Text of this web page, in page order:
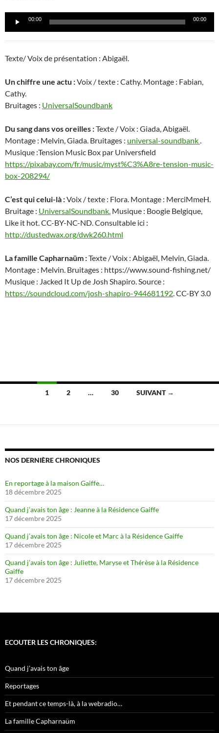
Lecteur00:00 00:00
Texte/ Voix de présentation : Abigaël.
Un chiffre une actu :Voix / texte : Cathy. Montage : Fabian,
Cathy.
Bruitages : UniversalSoundbank
Du sang dans vos oreilles :Texte / Voix : Giada, Abigaël.
Montage : Melvin, Giada. Bruitages : universal-soundbank.
Musique :Tension Music Box par Universfield
https://pixabay.com/fr/music/myst%C3%A8re-tension-music-
box-208294/
C’est qui celui-là :Voix / texte : Flora. Montage : MerciMmeH.
Bruitage : UniversalSoundbank. Musique : Boogie Belgique,
Like it hot. CC-BY-NC-ND. Consultable ici :
http://dustedwax.org/dwk260.html
La famille Capharnaüm :Texte / Voix : Abigaël, Melvin, Giada.
Montage : Melvin. Bruitages : https://www.sound-fishing.net/
Musique : Jacked It Up de Josh Shapiro. Source :
https://soundcloud.com/josh-shapiro-944681192. CC-BY 3.0
Navigation
articles
1 2 … 30 SUIVANT →
NOS DERNIÈRE CHRONIQUES
En reportage à la maison Gaiffe…
18 décembre 2025
Quand j’avais ton âge : Jeanne à la Résidence Gaiffe
17 décembre 2025
Quand j’avais ton âge : Nicole et Marc à la Résidence Gaiffe
17 décembre 2025
Quand j’avais ton âge : Juliette, Maryse et Thérèse à la Résidence
Gaiffe
17 décembre 2025
ECOUTER LES CHRONIQUES:
Quand j’avais ton âge
Reportages
Et pendant ce temps-là, à la webradio…
La famille Capharnaüm